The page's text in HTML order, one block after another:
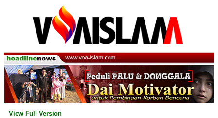
View Full Version